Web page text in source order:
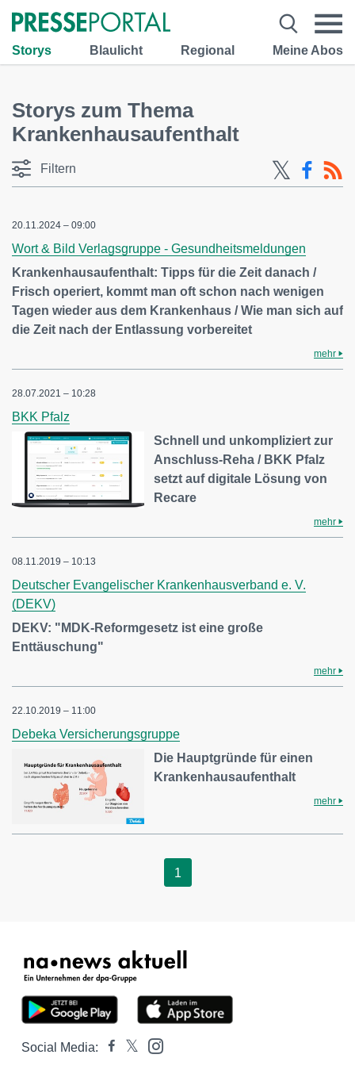
Storys Blaulicht Regional Meine Abos
Storys zum Thema
Krankenhausaufenthalt
Filtern
20.11.2024 – 09:00
Wort & Bild Verlagsgruppe - Gesundheitsmeldungen
Krankenhausaufenthalt: Tipps für die Zeit danach /
Frisch operiert, kommt man oft schon nach wenigen
Tagen wieder aus dem Krankenhaus / Wie man sich auf
die Zeit nach der Entlassung vorbereitet
mehr
28.07.2021 – 10:28
BKK Pfalz
Schnell und unkompliziert zur
Anschluss-Reha / BKK Pfalz
setzt auf digitale Lösung von
Recare
mehr
08.11.2019 – 10:13
Deutscher Evangelischer Krankenhausverband e. V.
(DEKV)
DEKV: "MDK-Reformgesetz ist eine große
Enttäuschung"
mehr
22.10.2019 – 11:00
Debeka Versicherungsgruppe
Die Hauptgründe für einen
Krankenhausaufenthalt
mehr
1
Social Media: